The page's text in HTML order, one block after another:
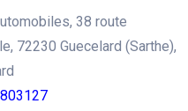
38 route
72230 Guecelard (Sarthe),